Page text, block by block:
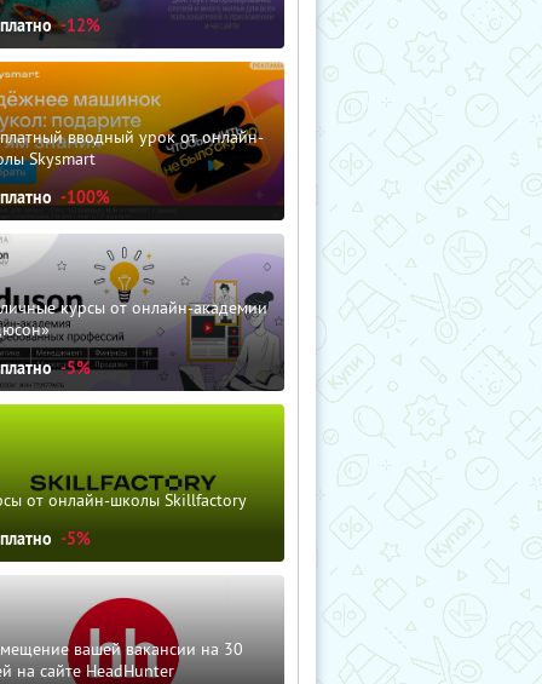
-12%
вводный урок от онлайн-
Skysmart
-100%
курсы от онлайн-академии
-5%
от онлайн-школы Skillfactory
-5%
вашей вакансии на 30
на сайте HeadHunter